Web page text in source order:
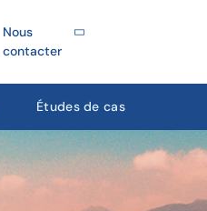
Nous
contacter
Études de cas